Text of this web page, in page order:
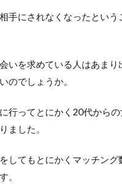
手にされなくなったという
いを求めている人はあまり
のでしょうか。
行ってとにかく20代からの
ました。
してもとにかくマッチング
。